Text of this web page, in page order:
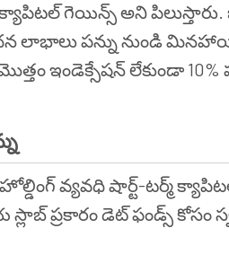
గెయిన్స్ అని పిలుస్తారు.
లాభాలు పన్ను నుండి
ఇండెక్సేషన్ లేకుండా 10%
వ్యవధి షార్ట్-టర్మ్
ప్రకారం డెట్ ఫండ్స్ కోసం